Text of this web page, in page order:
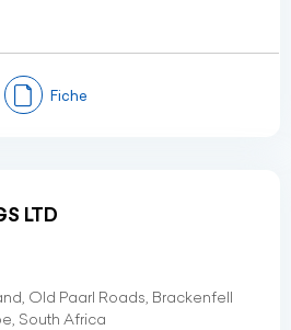
Fiche
LTD
Old Paarl Roads, Brackenfell
South Africa